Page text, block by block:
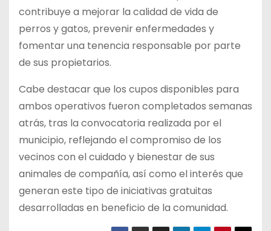
contribuye a mejorar la calidad de vida de
perros y gatos, prevenir enfermedades y
fomentar una tenencia responsable por parte
de sus propietarios.
Cabe destacar que los cupos disponibles para
ambos operativos fueron completados semanas
atrás, tras la convocatoria realizada por el
municipio, reflejando el compromiso de los
vecinos con el cuidado y bienestar de sus
animales de compañía, así como el interés que
generan este tipo de iniciativas gratuitas
desarrolladas en beneficio de la comunidad.